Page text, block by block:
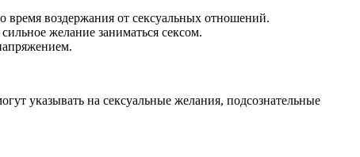
время воздержания от сексуальных отношений.
желание заниматься сексом.
указывать на сексуальные желания, подсознательные